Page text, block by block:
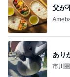
父が
あり
市川